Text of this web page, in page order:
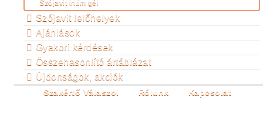
Szójavit intim gél
Szójavit lelőhelyek
Ajánlások
Gyakori kérdések
Összehasonlító ártáblázat
Újdonságok, akciók
Szakértő Válaszol Rólunk Kapcsolat